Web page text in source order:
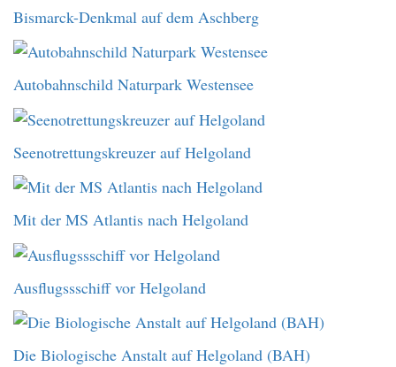
Bismarck-Denkmal auf dem Aschberg
Autobahnschild Naturpark Westensee
Seenotrettungskreuzer auf Helgoland
Mit der MS Atlantis nach Helgoland
Ausflugssschiff vor Helgoland
Die Biologische Anstalt auf Helgoland (BAH)